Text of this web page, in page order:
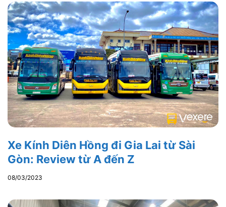
Xe Kính Diên Hồng đi Gia Lai từ Sài
Gòn: Review từ A đến Z
08/03/2023